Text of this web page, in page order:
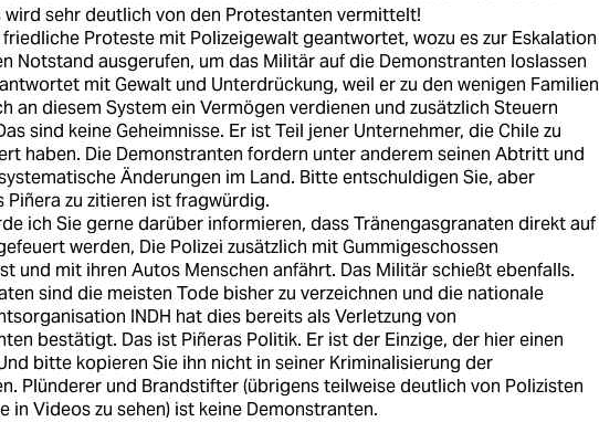
wird sehr deutlich von den Protestanten vermittelt!
friedliche Proteste mit Polizeigewalt geantwortet, wozu es zur Eskalation
Notstand ausgerufen, um das Militär auf die Demonstranten loslassen
mit Gewalt und Unterdrückung, weil er zu den wenigen Familien
an diesem System ein Vermögen verdienen und zusätzlich Steuern
sind keine Geheimnisse. Er ist Teil jener Unternehmer, die Chile zu
haben. Die Demonstranten fordern unter anderem seinen Abtritt und
Änderungen im Land. Bitte entschuldigen Sie, aber
Piñera zu zitieren ist fragwürdig.
ich Sie gerne darüber informieren, dass Tränengasgranaten direkt auf
werden, Die Polizei zusätzlich mit Gummigeschossen
und mit ihren Autos Menschen anfährt. Das Militär schießt ebenfalls.
sind die meisten Tode bisher zu verzeichnen und die nationale
INDH hat dies bereits als Verletzung von
bestätigt. Das ist Piñeras Politik. Er ist der Einzige, der hier einen
bitte kopieren Sie ihn nicht in seiner Kriminalisierung der
Plünderer und Brandstifter (übrigens teilweise deutlich von Polizisten
in Videos zu sehen) ist keine Demonstranten.